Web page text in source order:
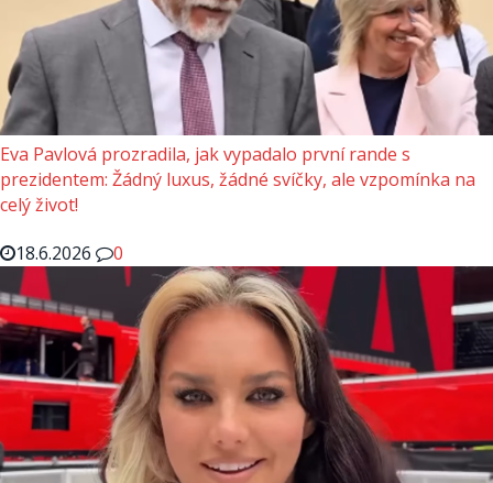
Eva Pavlová prozradila, jak vypadalo první rande s
prezidentem: Žádný luxus, žádné svíčky, ale vzpomínka na
celý život!
18.6.2026
0